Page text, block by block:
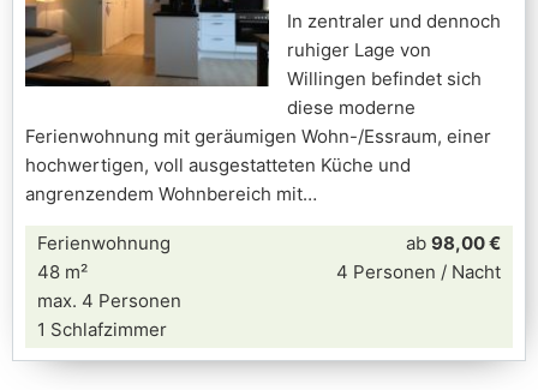
In zentraler und dennoch
ruhiger Lage von
Willingen befindet sich
diese moderne
Ferienwohnung mit geräumigen Wohn-/Essraum, einer
hochwertigen, voll ausgestatteten Küche und
angrenzendem Wohnbereich mit
Ferienwohnung
48 m²
max. 4 Personen
1 Schlafzimmer
ab 98,00 €
4 Personen / Nacht